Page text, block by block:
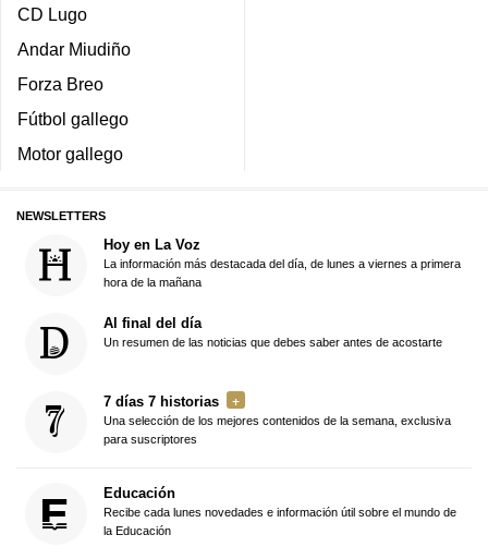
CD Lugo
Andar Miudiño
Forza Breo
Fútbol gallego
Motor gallego
NEWSLETTERS
Hoy en La Voz
La información más destacada del día, de lunes a viernes a primera
hora de la mañana
Al final del día
Un resumen de las noticias que debes saber antes de acostarte
7 días 7 historias
Una selección de los mejores contenidos de la semana, exclusiva
para suscriptores
Educación
Recibe cada lunes novedades e información útil sobre el mundo de
la Educación